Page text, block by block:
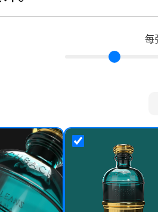
每